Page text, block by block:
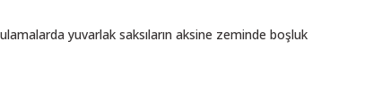
yuvarlak saksıların aksine zeminde boşluk